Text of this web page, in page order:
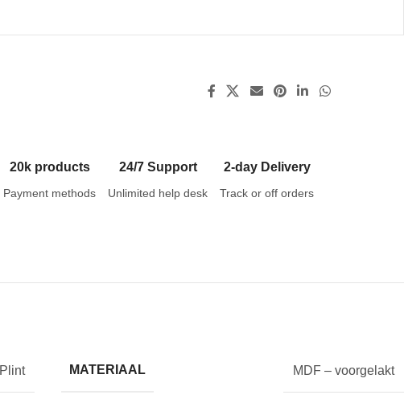
20k products
Payment methods
24/7 Support
Unlimited help desk
2-day Delivery
Track or off orders
Plint MATERIAAL MDF – voorgelakt